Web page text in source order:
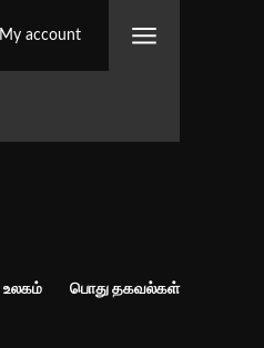
My account
உலகம் பொது தகவல்கள்